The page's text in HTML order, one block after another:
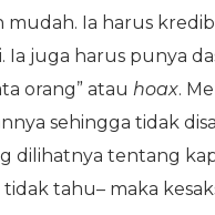
mudah. Ia harus
Ia juga harus punya
orang” atau hoax.
sehingga tidak
dilihatnya tentang
tahu– maka